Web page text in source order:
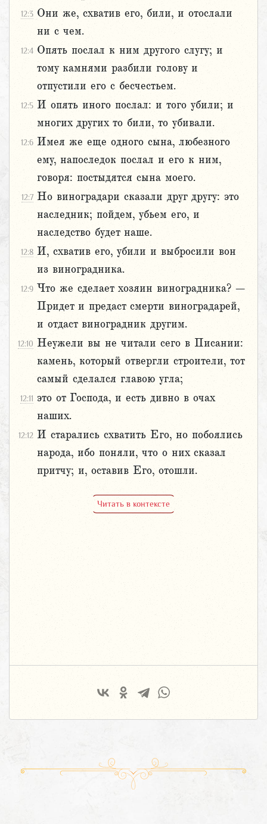
12:3 Они же, схватив его, били, и отослали
ни с чем.
12:4 Опять послал к ним другого слугу; и
тому камнями разбили голову и
отпустили его с бесчестьем.
12:5 И опять иного послал: и того убили; и
многих других то били, то убивали.
12:6 Имея же еще одного сына, любезного
ему, напоследок послал и его к ним,
говоря: постыдятся сына моего.
12:7 Но виноградари сказали друг другу: это
наследник; пойдем, убьем его, и
наследство будет наше.
12:8 И, схватив его, убили и выбросили вон
из виноградника.
12:9 Что же сделает хозяин виноградника? –
Придет и предаст смерти виноградарей,
и отдаст виноградник другим.
12:10 Неужели вы не читали сего в Писании:
камень, который отвергли строители, тот
самый сделался главою угла;
12:11 это от Господа, и есть дивно в очах
наших.
12:12 И старались схватить Его, но побоялись
народа, ибо поняли, что о них сказал
притчу; и, оставив Его, отошли.
Читать в контексте